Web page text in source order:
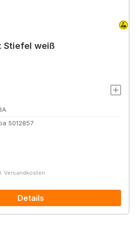
Stiefel weiß
5012857
Versandkosten
Details